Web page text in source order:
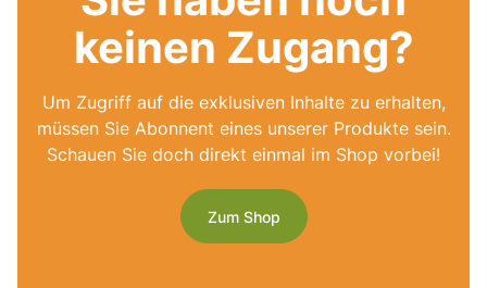
keinen Zugang?
Um Zugriff auf die exklusiven Inhalte zu erhalten,
müssen Sie Abonnent eines unserer Produkte sein.
Schauen Sie doch direkt einmal im Shop vorbei!
Zum Shop